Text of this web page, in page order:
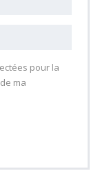
pour la
ma